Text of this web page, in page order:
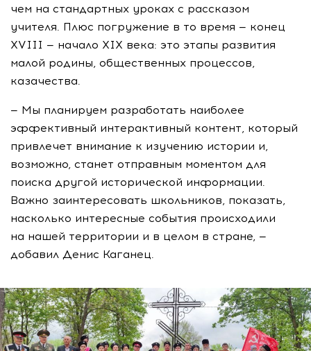
чем на стандартных уроках с рассказом
учителя. Плюс погружение в то время — конец
XVIII — начало XIX века: это этапы развития
малой родины, общественных процессов,
казачества.
— Мы планируем разработать наиболее
эффективный интерактивный контент, который
привлечет внимание к изучению истории и,
возможно, станет отправным моментом для
поиска другой исторической информации.
Важно заинтересовать школьников, показать,
насколько интересные события происходили
на нашей территории и в целом в стране, —
добавил Денис Каганец.